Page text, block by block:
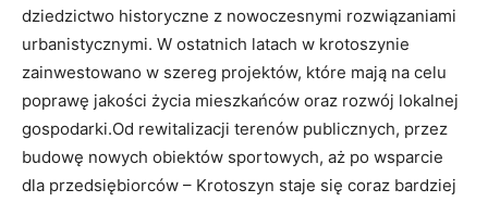
dziedzictwo historyczne z nowoczesnymi rozwiązaniami
urbanistycznymi. W ostatnich latach w krotoszynie
zainwestowano w szereg projektów, które mają na celu
poprawę jakości życia mieszkańców oraz rozwój lokalnej
gospodarki.Od rewitalizacji terenów publicznych, przez
budowę nowych obiektów sportowych, aż po wsparcie
dla przedsiębiorców – Krotoszyn staje się coraz bardziej